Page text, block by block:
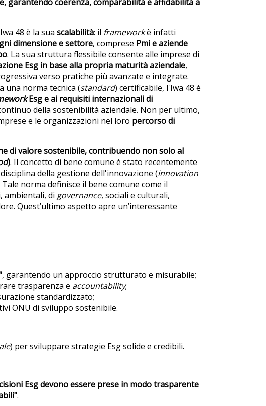
48 è la sua scalabilità: il frameworkè infatti
dimensione e settore, comprese Pmi e aziende
. La sua struttura flessibile consente alle imprese di
Esg in base alla propria maturità aziendale,
verso pratiche più avanzate e integrate.
una norma tecnica (standard) certificabile, l'Iwa 48 è
Esg e ai requisiti internazionali di
della sostenibilità aziendale. Non per ultimo,
e le organizzazioni nel loro percorso di
di valore sostenibile, contribuendo non solo al
). Il concetto di bene comune è stato recentemente
della gestione dell'innovazione (innovation
norma definisce il bene comune come il
ambientali, di governance, sociali e culturali,
Quest’ultimo aspetto apre un’interessante
, garantendo un approccio strutturato e misurabile​;
trasparenza e accountability​;
standardizzato​;
ONU di sviluppo sostenibile​.
) per sviluppare strategie Esg solide e credibili.
Esg devono essere prese in modo trasparente
.